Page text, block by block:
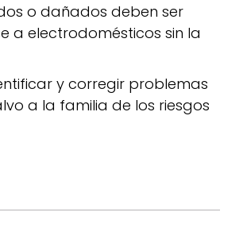
o dañados deben ser
a electrodomésticos sin la
y corregir problemas
a la familia de los riesgos